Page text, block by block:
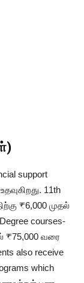
support
11th
₹6,000 முதல்
courses-
₹75,000 வரை
also receive
which